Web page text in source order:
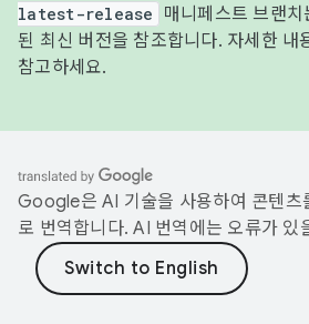
latest-release
매니페스트 브랜
된 최신 버전을 참조합니다. 자세한 내
참고하세요.
Google은 AI 기술을 사용하여 콘텐츠
로 번역합니다. AI 번역에는 오류가 있